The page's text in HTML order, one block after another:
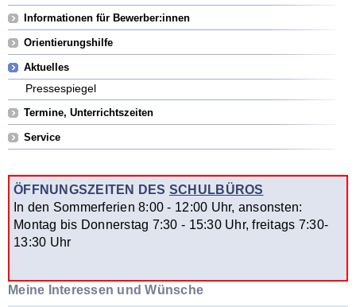
Informationen für Bewerber:innen
Orientierungshilfe
Aktuelles
Pressespiegel
Termine, Unterrichtszeiten
Service
ÖFFNUNGSZEITEN DES SCHULBÜROS
In den Sommerferien 8:00 - 12:00 Uhr, ansonsten:
Montag bis Donnerstag 7:30 - 15:30 Uhr, freitags 7:30-
13:30 Uhr
Meine Interessen und Wünsche